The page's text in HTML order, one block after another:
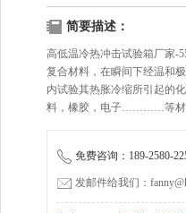
简要描述：
高低温冷热冲击试验箱厂家-
复合材料，在瞬间下经温和
内试验其热胀冷缩所引起的
料，橡胶，电子…………等材
免费咨询：189-2580-
发邮件给我们：